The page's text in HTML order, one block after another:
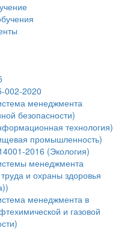
002-2020
менеджмента
безопасности)
технология)
промышленность)
2016 (Экология)
менеджмента
и охраны здоровья
менеджмента в
и газовой